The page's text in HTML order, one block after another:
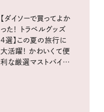
【ダイソーで買ってよか
った！ トラベルグッズ
4選】この夏の旅行に
大活躍！ かわいくて便
利な厳選マストバイア